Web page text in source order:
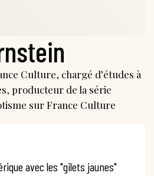
Culture, chargé d’études à
producteur de la série
sur France Culture
avec les "gilets jaunes"